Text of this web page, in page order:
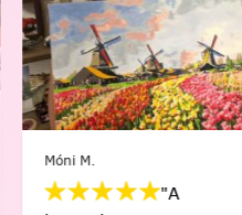
Móni M.
"A